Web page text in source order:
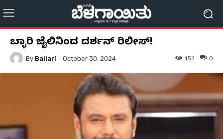
ಬಳ್ಳಾರಿ ಜೈಲಿನಿಂದ ದರ್ಶನ್‌ ರಿಲೀಸ್!
By Ballari October 30, 2024 0
154